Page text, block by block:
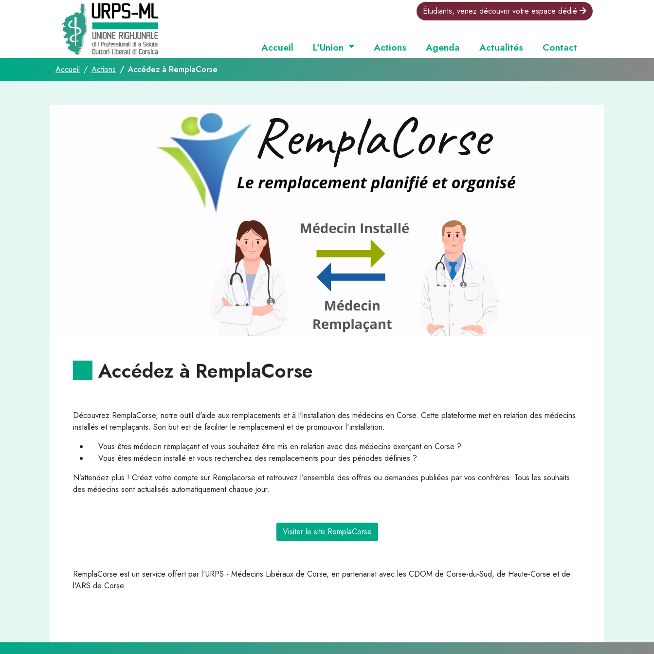
Accueil L'Union Actions Agenda Actualités Contact
Étudiants, venez découvrir votre espace dédié
Accueil Actions Accédez à RemplaCorse
Accédez à RemplaCorse
Découvrez RemplaCorse, notre outil d'aide aux remplacements et à l'installation des médecins en Corse. Cette plateforme met en relation des médecins
installés et remplaçants. Son but est de faciliter le remplacement et de promouvoir l'installation.
Vous êtes médecin remplaçant et vous souhaitez être mis en relation avec des médecins exerçant en Corse ?
Vous êtes médecin installé et vous recherchez des remplacements pour des périodes définies ?
N’attendez plus ! Créez votre compte sur Remplacorse et retrouvez l’ensemble des offres ou demandes publiées par vos confrères. Tous les souhaits
des médecins sont actualisés automatiquement chaque jour.
Visiter le site RemplaCorse
RemplaCorse est un service offert par l'URPS - Médecins Libéraux de Corse, en partenariat avec les CDOM de Corse-du-Sud, de Haute-Corse et de
l'ARS de Corse.